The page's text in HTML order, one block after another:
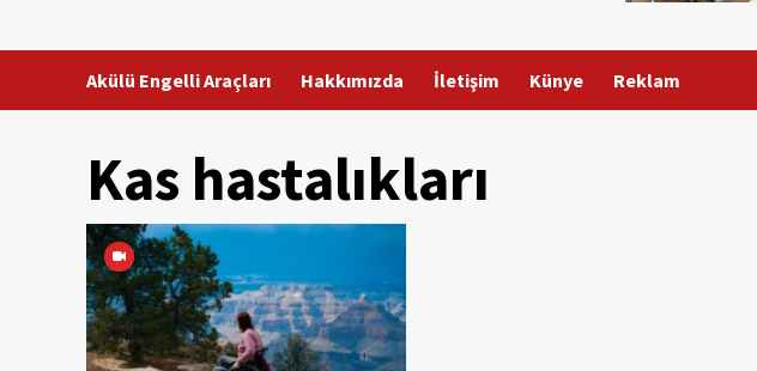
Akülü Engelli Araçları Hakkımızda İletişim Künye Reklam
Kas hastalıkları